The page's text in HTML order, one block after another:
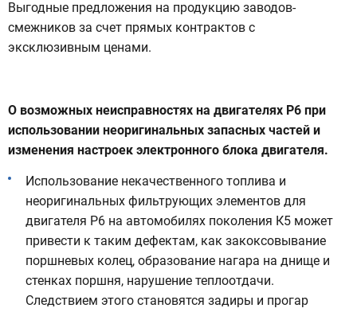
Выгодные предложения на продукцию заводов-
смежников за счет прямых контрактов с
эксклюзивным ценами.
О возможных неисправностях на двигателях Р6 при
использовании неоригинальных запасных частей и
изменения настроек электронного блока двигателя.
Использование некачественного топлива и
неоригинальных фильтрующих элементов для
двигателя Р6 на автомобилях поколения К5 может
привести к таким дефектам, как закоксовывание
поршневых колец, образование нагара на днище и
стенках поршня, нарушение теплоотдачи.
Следствием этого становятся задиры и прогар